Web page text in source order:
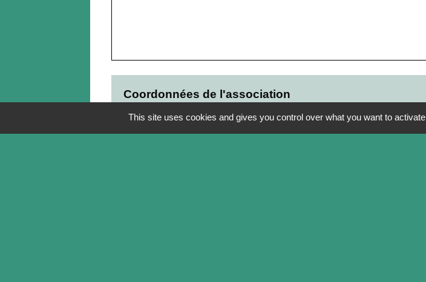
Coordonnées de l'association
Adresse Téléphone(s)
-
This site uses cookies and gives you control over what you want to activate